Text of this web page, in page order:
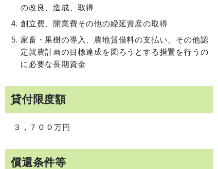
の改良、造成、取得
創立費、開業費その他の繰延資産の取得
家畜・果樹の導入、農地賃借料の支払い、その他認
定就農計画の目標達成を図ろうとする措置を行うの
に必要な長期資金
貸付限度額
３，７００万円
償還条件等